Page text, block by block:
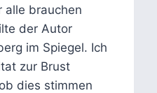
alle brauchen
der Autor
im Spiegel. Ich
zur Brust
dies stimmen